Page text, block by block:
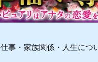
事・家族関係・人生につ